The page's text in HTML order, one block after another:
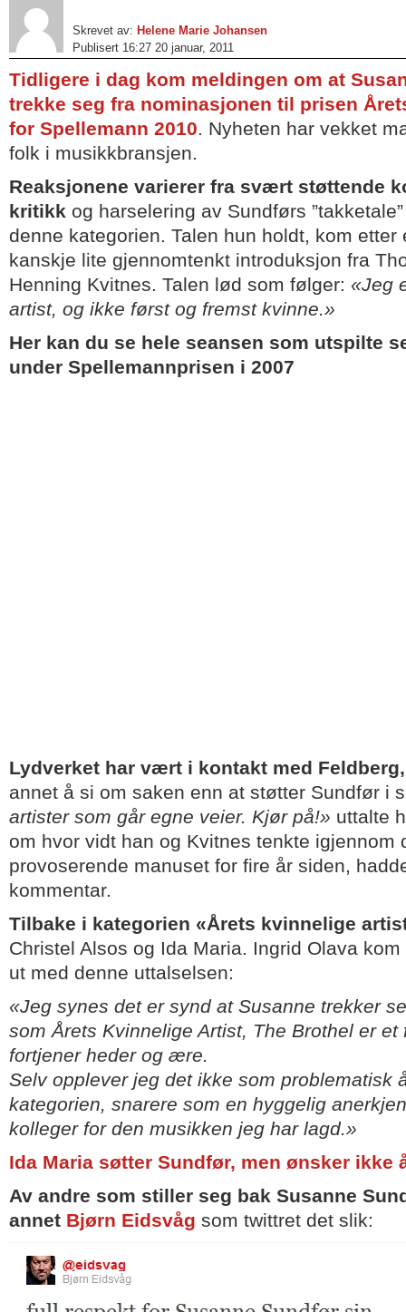
Skrevet av: Helene Marie Johansen
Publisert 16:27 20 januar, 2011
Tidligere i dag kom meldingen om at
trekke seg fra nominasjonen til prisen
for Spellemann 2010. Nyheten har vekket
folk i musikkbransjen.
Reaksjonene varierer fra svært støttende
kritikk og harselering av Sundførs
denne kategorien. Talen hun holdt, kom etter
kanskje lite gjennomtenkt introduksjon fra
Henning Kvitnes. Talen lød som følger: «Jeg
artist, og ikke først og fremst kvinne.»
Her kan du se hele seansen som utspilte
under Spellemannprisen i 2007
Lydverket har vært i kontakt med
annet å si om saken enn at støtter Sundfør i
artister som går egne veier. Kjør på!» uttalte
om hvor vidt han og Kvitnes tenkte igjennom
provoserende manuset for fire år siden,
kommentar.
Tilbake i kategorien «Årets kvinnelige
Christel Alsos og Ida Maria. Ingrid Olava
ut med denne uttalselsen:
«Jeg synes det er synd at Susanne trekker
som Årets Kvinnelige Artist, The Brothel er
fortjener heder og ære.
Selv opplever jeg det ikke som problematisk
kategorien, snarere som en hyggelig
kolleger for den musikken jeg har lagd.»
Ida Maria søtter Sundfør, men ønsker ikke
Av andre som stiller seg bak Susanne
annet Bjørn Eidsvåg som twittret det slik: